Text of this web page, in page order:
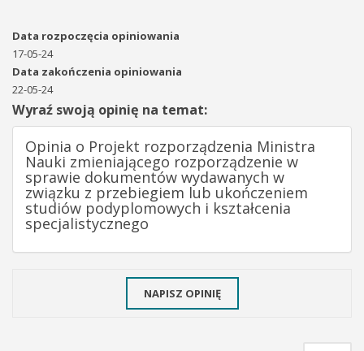
Data rozpoczęcia opiniowania
17-05-24
Data zakończenia opiniowania
22-05-24
Wyraź swoją opinię na temat:
Opinia o Projekt rozporządzenia Ministra
Nauki zmieniającego rozporządzenie w
sprawie dokumentów wydawanych w
związku z przebiegiem lub ukończeniem
studiów podyplomowych i kształcenia
specjalistycznego
NAPISZ OPINIĘ